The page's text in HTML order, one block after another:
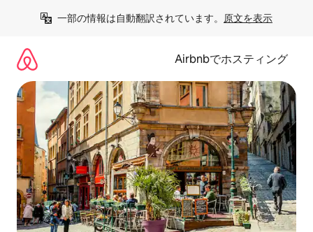
一部の情報は自動翻訳されています。 原文を表示
Airbnbでホスティング